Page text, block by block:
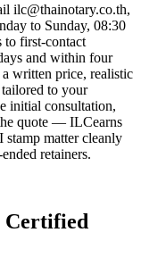
ilc@thainotary.co.th,
to Sunday, 08:30
to first-contact
and within four
written price, realistic
to your
initial consultation,
quote — ILCearns
stamp matter cleanly
retainers.
Certified